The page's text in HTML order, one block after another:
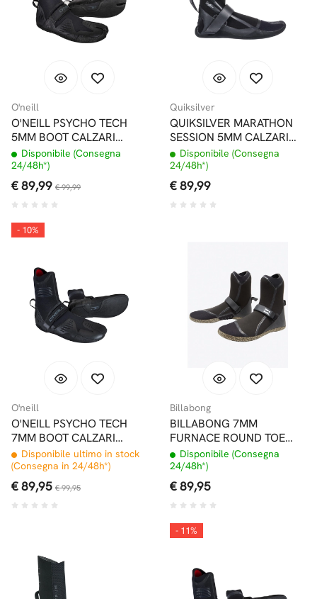
O'neill
O'NEILL PSYCHO TECH
5MM BOOT CALZARI
INFRADITO
Disponibile (Consegna
24/48h*)
€ 89,99 € 99,99
Quiksilver
QUIKSILVER MARATHON
SESSION 5MM CALZARI
INFRADITO
Disponibile (Consegna
24/48h*)
€ 89,99
- 10%
O'neill
O'NEILL PSYCHO TECH
7MM BOOT CALZARI
PUNTA TONDA
Disponibile ultimo in stock
(Consegna in 24/48h*)
€ 89,95 € 99,95
Billabong
BILLABONG 7MM
FURNACE ROUND TOE
CALZARI
Disponibile (Consegna
24/48h*)
€ 89,95
- 11%